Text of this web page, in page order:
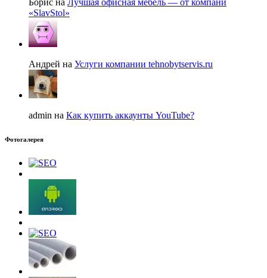
Борис на Лучшая офисная мебель — от компани
«SlavStol»
Андрей на Услуги компании tehnobytservis.ru
admin на Как купить аккаунты YouTube?
Фотогалерея